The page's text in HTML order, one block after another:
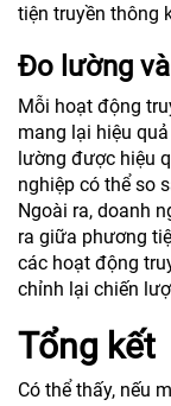
tiện truyền thông
Đo lường
Mỗi hoạt động
mang lại hiệu
lường được hiệu
nghiệp có thể so
Ngoài ra, doanh
ra giữa phương
các hoạt động
chỉnh lại chiến
Tổng kết
Có thể thấy, nếu